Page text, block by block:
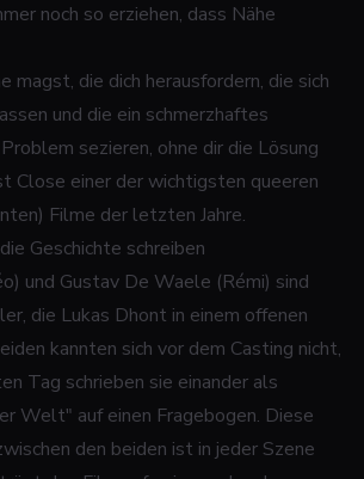
noch so erziehen, dass Nähe
magst, die dich herausfordern, die sich
und die ein schmerzhaftes
sezieren, ohne dir die Lösung
Close einer der wichtigsten queeren
Filme der letzten Jahre.
Geschichte schreiben
und Gustav De Waele (Rémi) sind
die Lukas Dhont in einem offenen
kannten sich vor dem Casting nicht,
Tag schrieben sie einander als
Welt" auf einen Fragebogen. Diese
den beiden ist in jeder Szene